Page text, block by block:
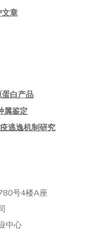
文章
白产品
属鉴定
逃逸机制研究
号4楼A座
中心